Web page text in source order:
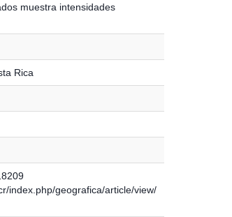
muestra intensidades
Rica
index.php/geografica/article/view/